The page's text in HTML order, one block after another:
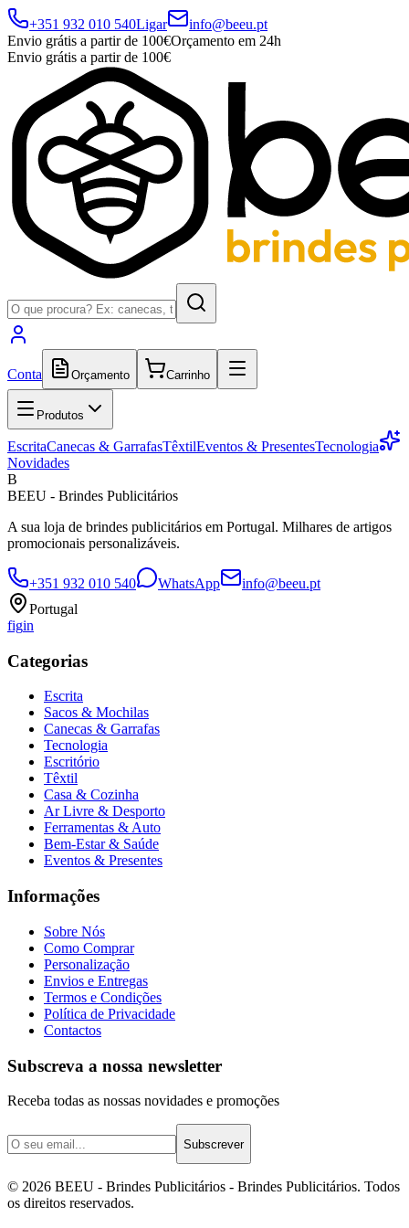
+351 932 010 540Ligar
info@beeu.pt
Envio grátis a partir de 100€Orçamento em 24h
Envio grátis a partir de 100€
Conta Orçamento Carrinho
Produtos
EscritaCanecas & GarrafasTêxtilEventos & PresentesTecnologia
Novidades
B
BEEU - Brindes Publicitários
A sua loja de brindes publicitários em Portugal. Milhares de artigos
promocionais personalizáveis.
+351 932 010 540 WhatsApp
info@beeu.pt
Portugal
figin
Categorias
Escrita
Sacos & Mochilas
Canecas & Garrafas
Tecnologia
Escritório
Têxtil
Casa & Cozinha
Ar Livre & Desporto
Ferramentas & Auto
Bem-Estar & Saúde
Eventos & Presentes
Informações
Sobre Nós
Como Comprar
Personalização
Envios e Entregas
Termos e Condições
Política de Privacidade
Contactos
Subscreva a nossa newsletter
Receba todas as nossas novidades e promoções
Subscrever
© 2026 BEEU - Brindes Publicitários - Brindes Publicitários. Todos
os direitos reservados.